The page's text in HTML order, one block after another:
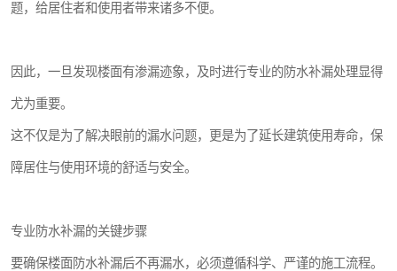
题，给居住者和使用者带来诸多不便。
因此，一旦发现楼面有渗漏迹象，及时进行专业的防水补漏处理显得
尤为重要。
这不仅是为了解决眼前的漏水问题，更是为了延长建筑使用寿命，保
障居住与使用环境的舒适与安全。
专业防水补漏的关键步骤
要确保楼面防水补漏后不再漏水，必须遵循科学、严谨的施工流程。